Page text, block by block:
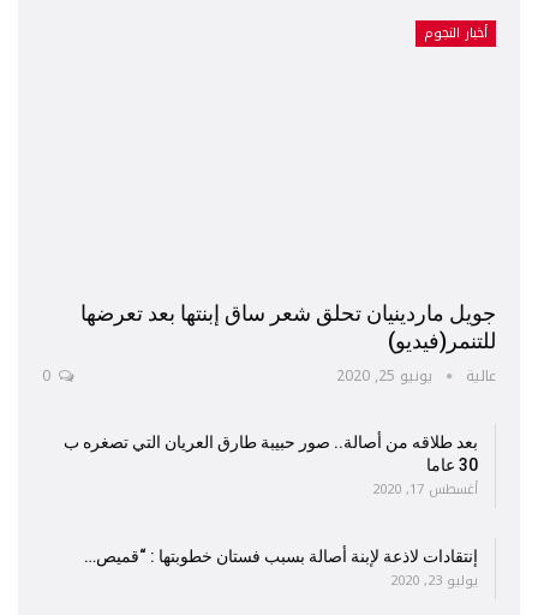
أخبار النجوم
جويل ماردينيان تحلق شعر ساق إبنتها بعد تعرضها
للتنمر(فيديو)
عالية يونيو 25, 2020
بعد طلاقه من أصالة.. صور حبيبة طارق العريان التي تصغره ب
30 عاما
أغسطس 17, 2020
إنتقادات لاذعة لإبنة أصالة بسبب فستان خطوبتها : “قميص…
يوليو 23, 2020